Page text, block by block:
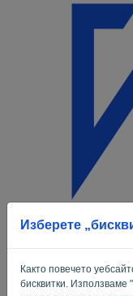
Изберете
Както повечето
бисквитки. Използваме
Welkom
Имейл